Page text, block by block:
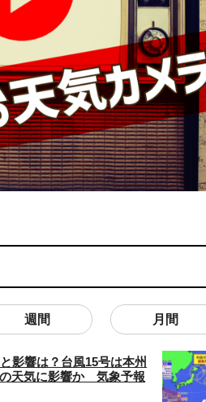
週間 月間
影響は？台風15号は本州
天気に影響か 気象予報